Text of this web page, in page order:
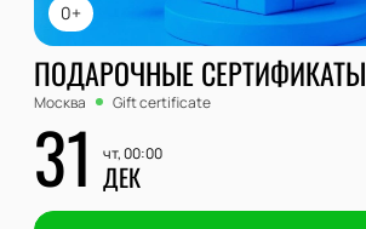
0+
ПОДАРОЧНЫЕ СЕРТИФИКАТЫ
Москва Gift certificate
31 чт, 00:00
ДЕК